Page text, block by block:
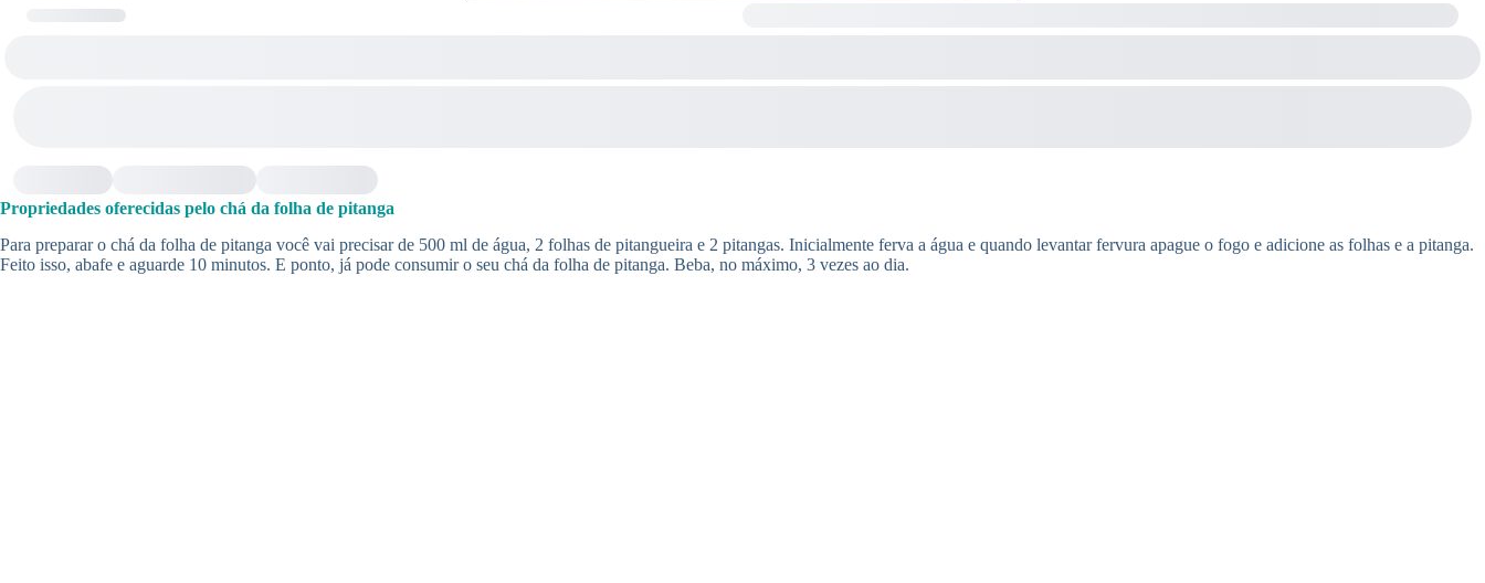
Propriedades oferecidas pelo chá da folha de pitanga
Para preparar o chá da folha de pitanga você vai precisar de 500 ml de água, 2 folhas de pitangueira e 2 pitangas. Inicialmente ferva a água e quando levantar fervura apague o fogo e adicione as folhas e a pitanga.
Feito isso, abafe e aguarde 10 minutos. E ponto, já pode consumir o seu chá da folha de pitanga. Beba, no máximo, 3 vezes ao dia.